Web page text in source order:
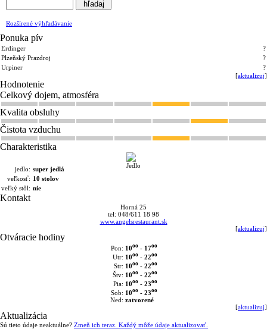
Rozšírené výhľadávanie
Ponuka pív
Erdinger
?
Plzeňský Prazdroj
?
Urpiner
?
[aktualizuj]
Hodnotenie
Celkový dojem, atmosféra
Kvalita obsluhy
Čistota vzduchu
Charakteristika
jedlo: super jedlá
veľkosť: 10 stolov
veľký stôl: nie
Kontakt
Horná 25
tel: 048/611 18 98
www.angelsrestaurant.sk
[aktualizuj]
Otváracie hodiny
Pon: 10oo- 17oo
Utr: 10oo- 22oo
Str: 10oo- 22oo
Štv: 10oo- 22oo
Pia: 10oo- 23oo
Sob: 10oo- 23oo
Ned: zatvorené
[aktualizuj]
Aktualizácia
Sú tieto údaje neaktuálne? Zmeň ich teraz. Každý môže údaje aktualizovať.